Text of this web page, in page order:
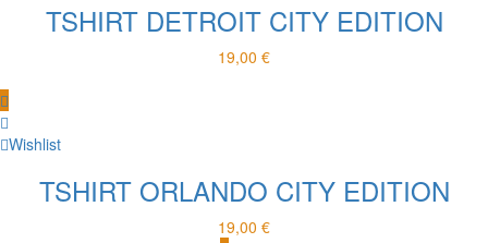
TSHIRT DETROIT CITY EDITION
19,00 €
Wishlist
TSHIRT ORLANDO CITY EDITION
19,00 €